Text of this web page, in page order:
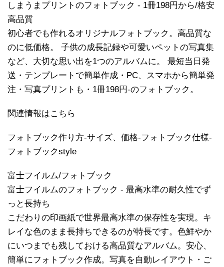
しまうまプリントのフォトブック - 1冊198円から/格安
高品質
初心者でも作れるオリジナルフォトブック。高品質な
のに低価格。 子供の成長記録や可愛いペットの写真集
など、大切な思い出を1つのアルバムに。 最短当日発
送・テンプレートで簡単作成・PC、スマホから簡単発
注・写真プリントも・1冊198円-のフォトブック。
関連情報はこちら
フォトブック作り方-サイズ、価格-フォトブック仕様-
フォトブックstyle
富士フイルム/フォトブック
富士フイルムのフォトブック - 最高水準の耐久性でず
っと長持ち
こだわりの印画紙で世界最高水準の保存性を実現。キ
レイな色のまま長持ちできるのが特長です。色鮮やか
にいつまでも残しておける高品質なアルバム。安心、
簡単にフォトブック作成。写真を自動レイアウト・ご